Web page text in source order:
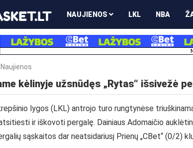
NAUJIENOS LKL NBA
Naujienos
kėlinyje užsnūdęs „Rytas“ išsivežė
lygos (LKL) antrojo turo rungtynėse
ir iškovoti pergalę. Dainiaus Adomaičio
sąskaitos dar neatsidariusį Prienų „CBet“ (0/2)